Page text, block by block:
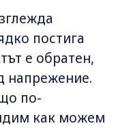
постига
е обратен,
напрежение.
по-
как можем